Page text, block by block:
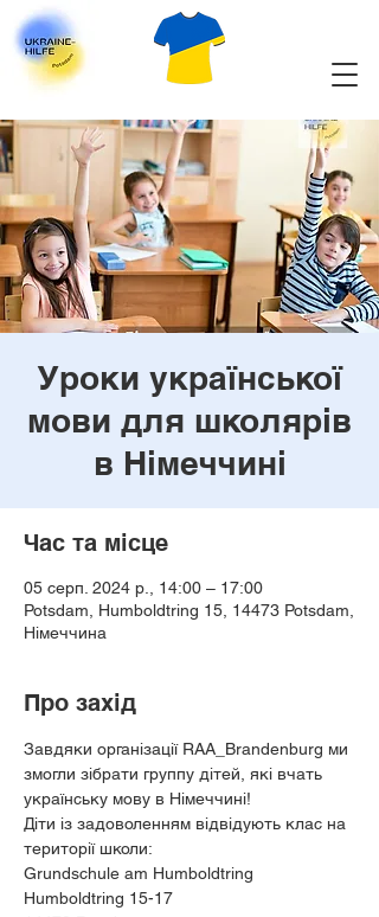
Уроки української
мови для школярів
в Німеччині
Час та місце
05 серп. 2024 р., 14:00 – 17:00
Potsdam, Humboldtring 15, 14473 Potsdam,
Німеччина
Про захід
Завдяки організації RAA_Brandenburg ми
змогли зібрати группу дітей, які вчать
українську мову в Німеччині!
Діти із задоволенням відвідують клас на
території школи:
Grundschule am Humboldtring
Humboldtring 15-17